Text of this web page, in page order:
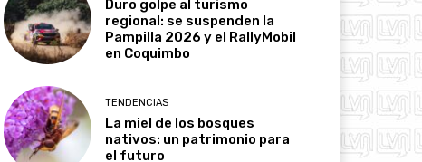
Duro golpe al turismo
regional: se suspenden la
Pampilla 2026 y el RallyMobil
en Coquimbo
TENDENCIAS
La miel de los bosques
nativos: un patrimonio para
el futuro